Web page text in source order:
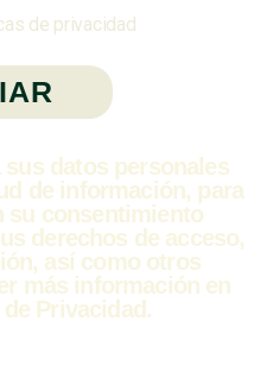
de privacidad
sus datos personales
de información, para
su consentimiento
derechos de acceso,
así como otros
más información en
Privacidad.